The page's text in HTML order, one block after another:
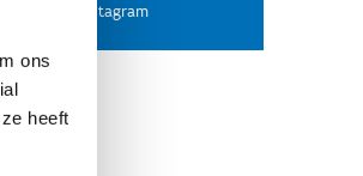
ons
heeft
ons op Instagram